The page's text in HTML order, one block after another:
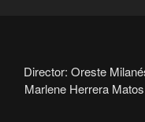
Director: Oreste
Marlene Herrera